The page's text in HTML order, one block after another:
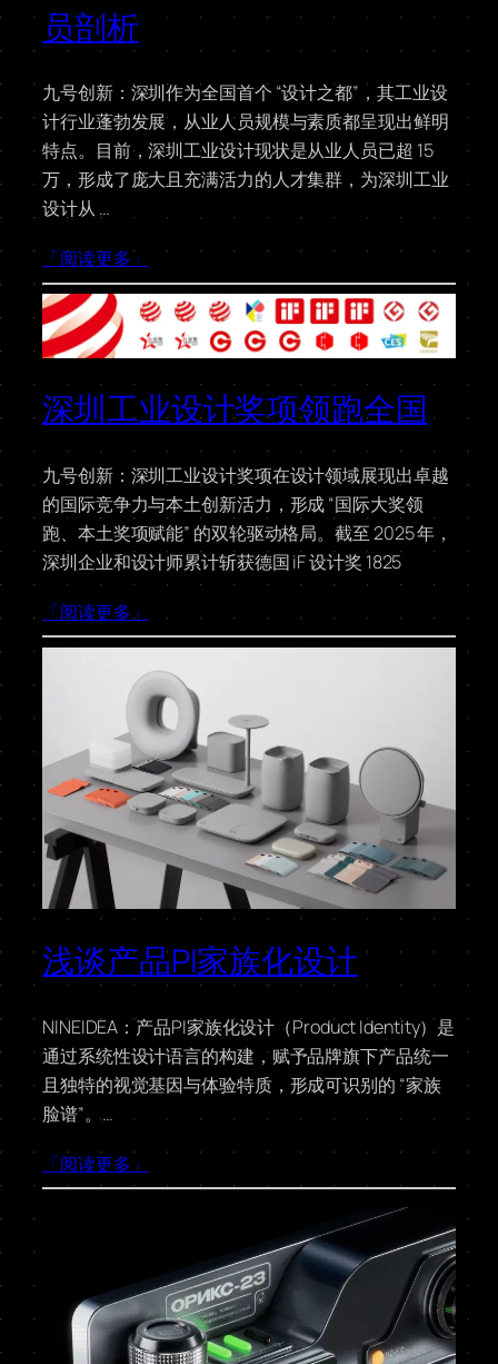
员剖析
九号创新：深圳作为全国首个 “设计之都”，其工业设
计行业蓬勃发展，从业人员规模与素质都呈现出鲜明
特点。目前，深圳工业设计现状是从业人员已超 15
万，形成了庞大且充满活力的人才集群，为深圳工业
设计从 …
「阅读更多」
深圳工业设计奖项领跑全国
九号创新：深圳工业设计奖项在设计领域展现出卓越
的国际竞争力与本土创新活力，形成 “国际大奖领
跑、本土奖项赋能” 的双轮驱动格局。截至 2025 年，
深圳企业和设计师累计斩获德国 iF 设计奖 1825
「阅读更多」
浅谈产品PI家族化设计
NINEIDEA：产品PI家族化设计（Product Identity）是
通过系统性设计语言的构建，赋予品牌旗下产品统一
且独特的视觉基因与体验特质，形成可识别的 “家族
脸谱”。…
「阅读更多」